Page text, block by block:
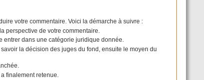
votre commentaire. Voici la démarche à suivre :
perspective de votre commentaire.
entrer dans une catégorie juridique donnée.
la décision des juges du fond, ensuite le moyen du
finalement retenue.